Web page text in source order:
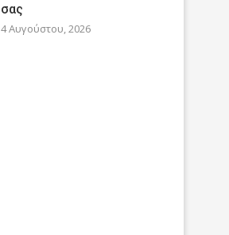
σας
4 Αυγούστου, 2026